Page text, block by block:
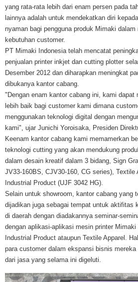
yang rata-rata lebih dari enam persen pada
lainnya adalah untuk mendekatkan diri
nyaman bagi pengguna produk Mimaki
kebutuhan customer.
PT Mimaki Indonesia telah mencatat
penjualan printer inkjet dan cutting plotter
Desember 2012 dan diharapkan meningkat
dibukanya kantor cabang.
"Dengan enam kantor cabang ini, kami dapat
lebih baik bagi customer kami dimana
menggunakan teknologi digital dengan
kami", ujar Junichi Yoroisaka, Presiden
Keenam kantor cabang kami memamerkan
teknologi cutting yang akan mendukung
dalam desain kreatif dalam 3 bidang, Sign
JV33-160BS, CJV30-160, CG series), Textile
Industrial Product (UJF 3042 HG).
Selain untuk showroom, kantor cabang yang
dijadikan juga sebagai tempat untuk aktifitas
di daerah dengan diadakannya seminar-
dengan aplikasi-aplikasi mesin printer
Industrial Product ataupun Textile Apparel.
para customer dalam ekspansi bisnis
dari jasa yang selama ini digeluti.